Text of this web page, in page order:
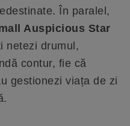
În paralel,
Auspicious Star
netezi drumul,
contur, fie că
gestionezi viața de zi